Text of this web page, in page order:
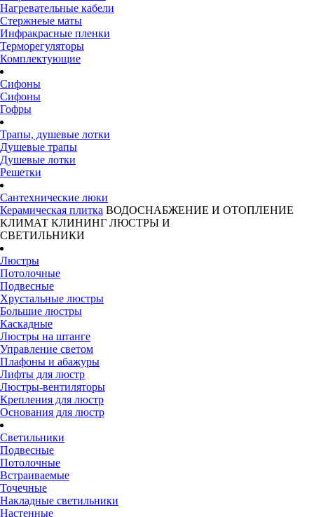
Нагревательные кабели
Стержнеые маты
Инфракрасные пленки
Терморегуляторы
Комплектующие
Сифоны
Сифоны
Гофры
Трапы, душевые лотки
Душевые трапы
Душевые лотки
Решетки
Сантехнические люки
Керамическая плитка ВОДОСНАБЖЕНИЕ И ОТОПЛЕНИЕ
КЛИМАТ КЛИНИНГ ЛЮСТРЫ И
СВЕТИЛЬНИКИ
Люстры
Потолочные
Подвесные
Хрустальные люстры
Большие люстры
Каскадные
Люстры на штанге
Управление светом
Плафоны и абажуры
Лифты для люстр
Люстры-вентиляторы
Крепления для люстр
Основания для люстр
Светильники
Подвесные
Потолочные
Встраиваемые
Точечные
Накладные светильники
Настенные